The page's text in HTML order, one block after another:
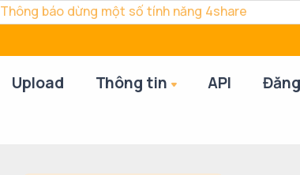
Thông báo dừng một số tính năng 4share
Upload Thông tin API